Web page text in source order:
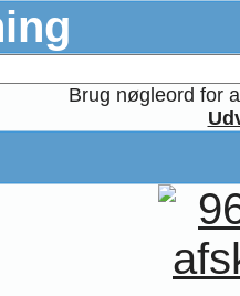
Brug nøgleord for